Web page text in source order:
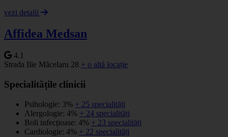
vezi detalii
Affidea Medsan
4.1
Strada Ilie Măcelaru 28 + o altă locație
Specialitățile clinicii
Psihologie: 3% + 25 specialități
Alergologie: 4% + 24 specialități
Boli infecțioase: 4% + 23 specialități
Cardiologie: 4% + 22 specialități